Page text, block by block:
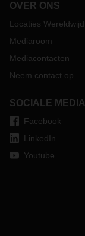
OVER ONS
Locaties Wereldwijd
Mediaroom
Mediacontacten
Neem contact op
SOCIALE MEDIA
Facebook
LinkedIn
Youtube